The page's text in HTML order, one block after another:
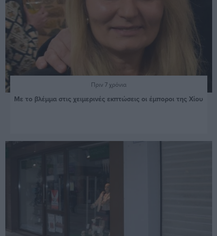
Πριν 7 χρόνια
Με το βλέμμα στις χειμερινές εκπτώσεις οι έμποροι της Χίου